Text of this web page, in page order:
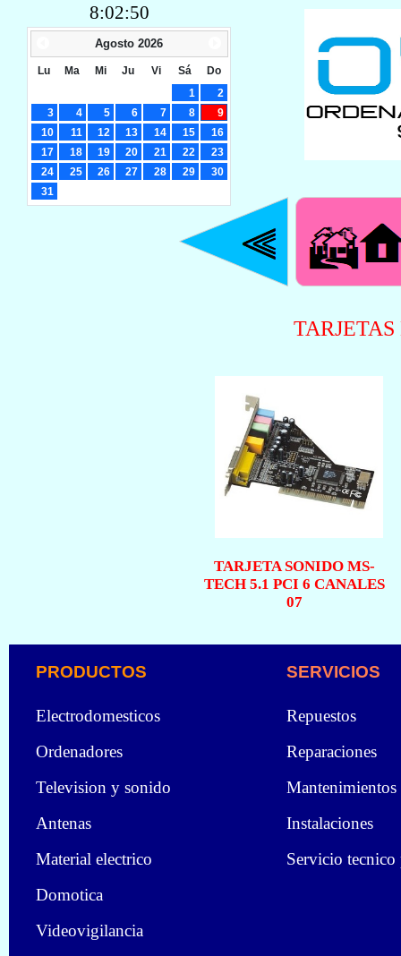
TARJETA SONIDO MS-
TECH 5.1 PCI 6 CANALES
07
Repuestos
Reparaciones
Mantenimientos
Instalaciones
Servicio
Electrodomesticos
Ordenadores
Television y sonido
Antenas
Material electrico
Domotica
Videovigilancia
PRODUCTOS SERVICIOS
8:02:51
Agosto 2026
Lu Ma Mi Ju Vi Sá
Do
1
2
3
4 5 6 7 8
9
10
11 12 13 14 15
16
17
18 19 20 21 22
23
24
25 26 27 28 29
30
31